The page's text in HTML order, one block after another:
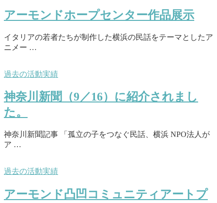
アーモンドホープセンター作品展示
イタリアの若者たちが制作した横浜の民話をテーマとしたア
ニメー …
過去の活動実績
神奈川新聞（9／16）に紹介されまし
た。
神奈川新聞記事 「孤立の子をつなぐ民話、横浜 NPO法人が
ア …
過去の活動実績
アーモンド凸凹コミュニティアートプ